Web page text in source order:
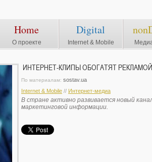
Home
О проекте
Digital
Internet & Mobile
ИНТЕРНЕТ-КЛИПЫ ОБОГАТЯТ РЕКЛАМОЙ
По материалам: sostav.ua
Internet & Mobile // Интернет-медиа
В стране активно развивается новый
маркетинговой информации.